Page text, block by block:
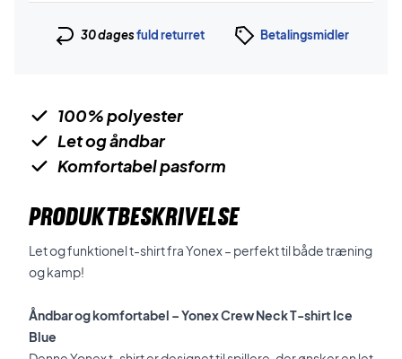
30 dagesfuld returret Betalingsmidler
100% polyester
Let og åndbar
Komfortabel pasform
PRODUKTBESKRIVELSE
Let og funktionel t-shirt fra Yonex – perfekt til både træning
og kamp!
Åndbar og komfortabel – Yonex Crew Neck T-shirt Ice
Blue